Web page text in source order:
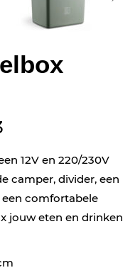
12V en 220/230V
camper, divider, een
comfortabele
jouw eten en drinken